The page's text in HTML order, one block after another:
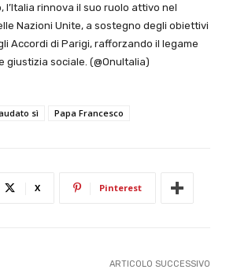
l’Italia rinnova il suo ruolo attivo nel
Nazioni Unite, a sostegno degli obiettivi
Accordi di Parigi, rafforzando il legame
giustizia sociale. (@OnuItalia)
sì Papa Francesco
X Pinterest
ARTICOLO SUCCESSIVO